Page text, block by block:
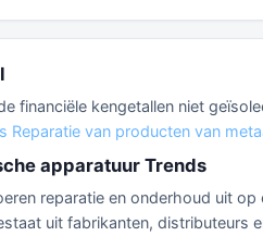
financiële kengetallen niet
Reparatie van producten van
apparatuur Trends
reparatie en onderhoud uit
uit fabrikanten, distributeurs